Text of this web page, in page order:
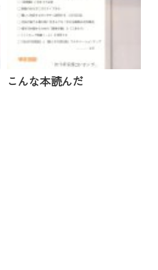
こんな本読んだ